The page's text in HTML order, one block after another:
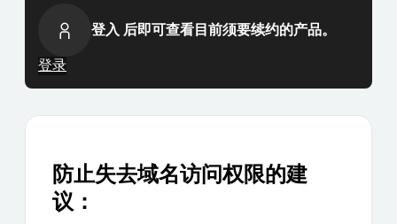
登入 后即可查看目前须要续约的产品。
登录
防止失去域名访问权限的建
议：